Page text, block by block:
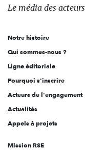
des
l'engagement
Le média des acteurs
Notre histoire
Qui sommes-nous ?
Ligne éditoriale
Pourquoi s'inscrire
Acteurs de l'engagement
Actualités
Appels à projets
Mission RSE